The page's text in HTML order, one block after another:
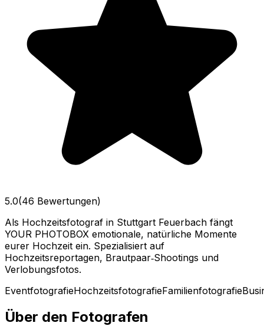
5.0(46 Bewertungen)
Als Hochzeitsfotograf in Stuttgart Feuerbach fängt
YOUR PHOTOBOX emotionale, natürliche Momente
eurer Hochzeit ein. Spezialisiert auf
Hochzeitsreportagen, Brautpaar‑Shootings und
Verlobungsfotos.
EventfotografieHochzeitsfotografieFamilienfotografie
Über den Fotografen